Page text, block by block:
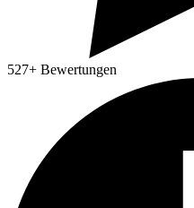
527+ Bewertungen